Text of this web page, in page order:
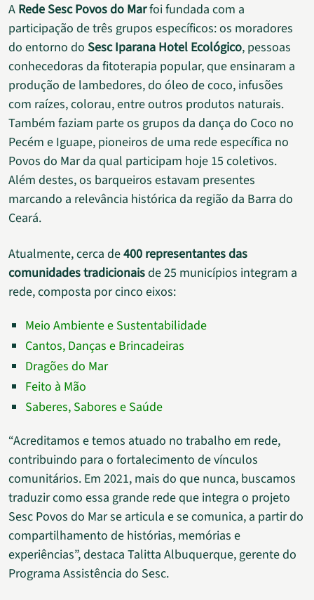
A Rede Sesc Povos do Marfoi fundada com a
participação de três grupos específicos: os moradores
do entorno do Sesc Iparana Hotel Ecológico, pessoas
conhecedoras da fitoterapia popular, que ensinaram a
produção de lambedores, do óleo de coco, infusões
com raízes, colorau, entre outros produtos naturais.
Também faziam parte os grupos da dança do Coco no
Pecém e Iguape, pioneiros de uma rede específica no
Povos do Mar da qual participam hoje 15 coletivos.
Além destes, os barqueiros estavam presentes
marcando a relevância histórica da região da Barra do
Ceará.
Atualmente, cerca de400 representantes das
comunidades tradicionaisde 25 municípios integram a
rede, composta por cinco eixos:
Meio Ambiente e Sustentabilidade
Cantos, Danças e Brincadeiras
Dragões do Mar
Feito à Mão
Saberes, Sabores e Saúde
“Acreditamos e temos atuado no trabalho em rede,
contribuindo para o fortalecimento de vínculos
comunitários. Em 2021, mais do que nunca, buscamos
traduzir como essa grande rede que integra o projeto
Sesc Povos do Mar se articula e se comunica, a partir do
compartilhamento de histórias, memórias e
experiências”, destaca Talitta Albuquerque, gerente do
Programa Assistência do Sesc.